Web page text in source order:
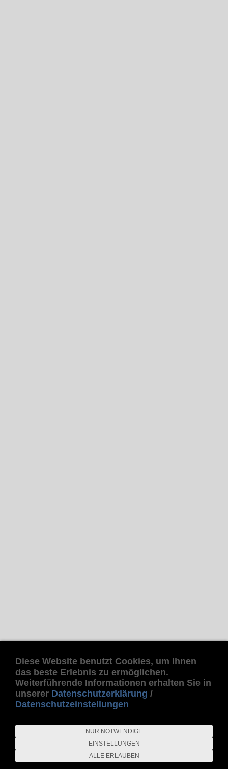
Diese Website benutzt Cookies, um Ihnen
das beste Erlebnis zu ermöglichen.
Weiterführende Informationen erhalten Sie in
unserer Datenschutzerklärung /
Datenschutzeinstellungen
NUR NOTWENDIGE
EINSTELLUNGEN
ALLE ERLAUBEN